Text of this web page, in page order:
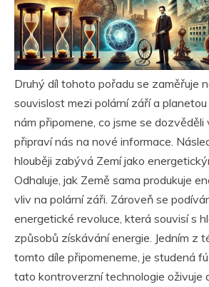
Druhý díl tohoto pořadu se zaměřuje
souvislost mezi polární září a
nám připomene, co jsme se dozvěděli
připraví nás na nové informace.
hlouběji zabývá Zemí jako
Odhaluje, jak Země sama produkuje
vliv na polární záři. Zároveň se
energetické revoluce, která souvisí s
způsobů získávání energie. Jedním z
tomto díle připomeneme, je studená
tato kontroverzní technologie oživuje